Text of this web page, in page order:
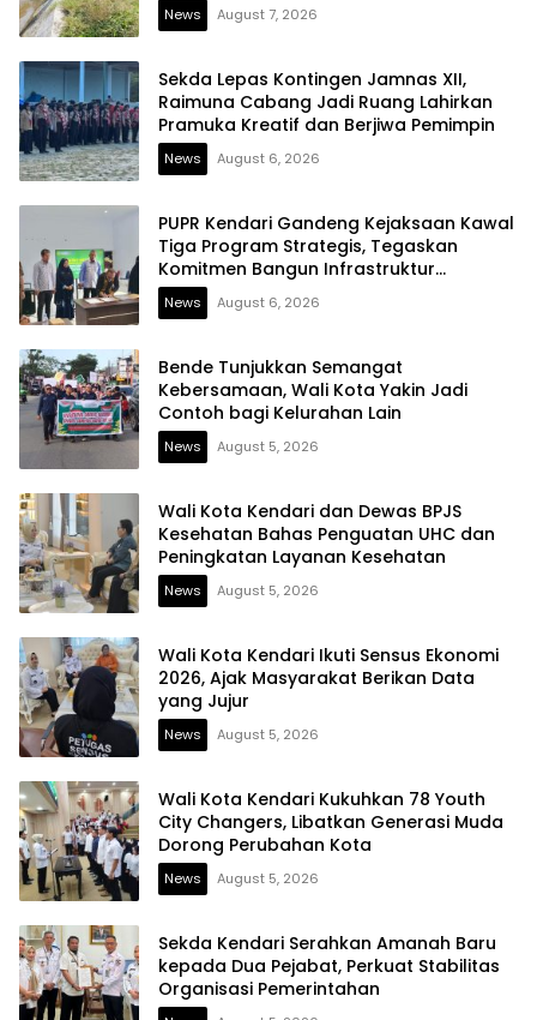
News August 7, 2026
Sekda Lepas Kontingen Jamnas XII,
Raimuna Cabang Jadi Ruang Lahirkan
Pramuka Kreatif dan Berjiwa Pemimpin
News August 6, 2026
PUPR Kendari Gandeng Kejaksaan Kawal
Tiga Program Strategis, Tegaskan
Komitmen Bangun Infrastruktur
Berintegritas
News August 6, 2026
Bende Tunjukkan Semangat
Kebersamaan, Wali Kota Yakin Jadi
Contoh bagi Kelurahan Lain
News August 5, 2026
Wali Kota Kendari dan Dewas BPJS
Kesehatan Bahas Penguatan UHC dan
Peningkatan Layanan Kesehatan
News August 5, 2026
Wali Kota Kendari Ikuti Sensus Ekonomi
2026, Ajak Masyarakat Berikan Data
yang Jujur
News August 5, 2026
Wali Kota Kendari Kukuhkan 78 Youth
City Changers, Libatkan Generasi Muda
Dorong Perubahan Kota
News August 5, 2026
Sekda Kendari Serahkan Amanah Baru
kepada Dua Pejabat, Perkuat Stabilitas
Organisasi Pemerintahan